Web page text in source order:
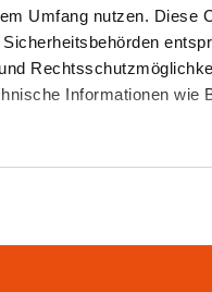
Umfang nutzen.
Informationen wie